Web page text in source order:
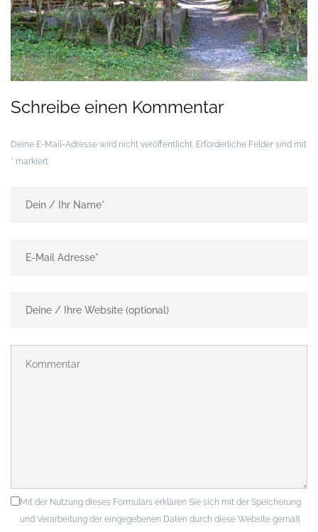
Schreibe einen Kommentar
Deine E-Mail-Adresse wird nicht veröffentlicht. Erforderliche Felder sind mit
* markiert
Mit der Nutzung dieses Formulars erklären Sie sich mit der Speicherung
und Verarbeitung der eingegebenen Daten durch diese Website gemäß